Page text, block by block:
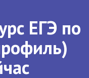
ЕГЭ по